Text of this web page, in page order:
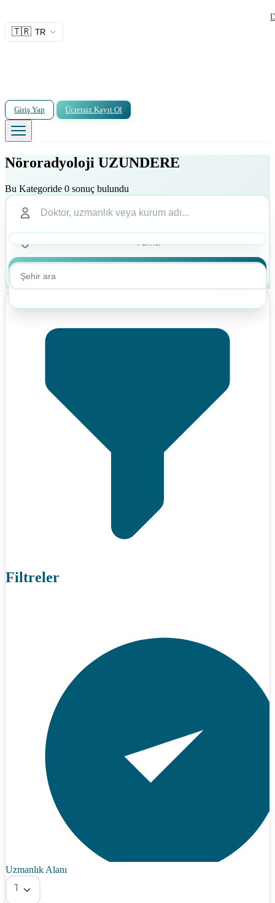
🇹🇷 TR
Giriş Yap Ücretsiz Kayıt Ol
Nöroradyoloji UZUNDERE
Bu Kategoride 0 sonuç bulundu
Filtreler
Uzmanlık Alanı
Tümü